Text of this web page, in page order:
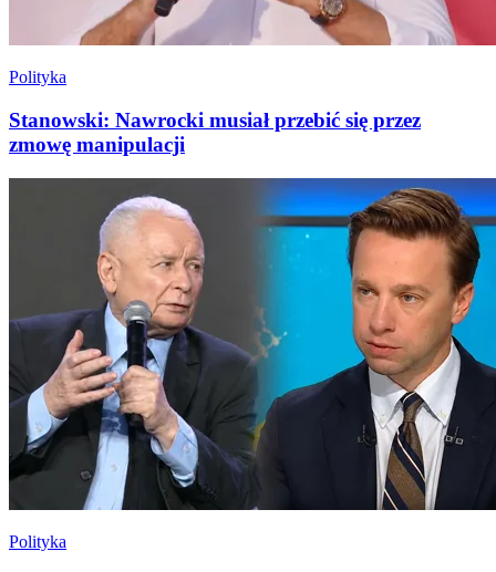
Polityka
Stanowski: Nawrocki musiał przebić się przez
zmowę manipulacji
Polityka